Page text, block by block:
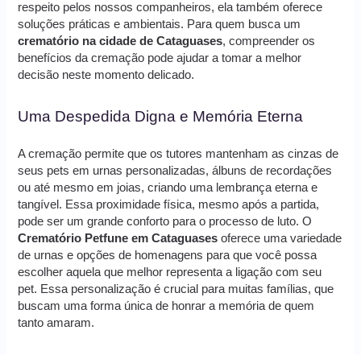
respeito pelos nossos companheiros, ela também oferece
soluções práticas e ambientais. Para quem busca um
crematório na cidade de Cataguases, compreender os
benefícios da cremação pode ajudar a tomar a melhor
decisão neste momento delicado.
Uma Despedida Digna e Memória Eterna
A cremação permite que os tutores mantenham as cinzas de
seus pets em urnas personalizadas, álbuns de recordações
ou até mesmo em joias, criando uma lembrança eterna e
tangível. Essa proximidade física, mesmo após a partida,
pode ser um grande conforto para o processo de luto. O
Crematório Petfune em Cataguases oferece uma variedade
de urnas e opções de homenagens para que você possa
escolher aquela que melhor representa a ligação com seu
pet. Essa personalização é crucial para muitas famílias, que
buscam uma forma única de honrar a memória de quem
tanto amaram.